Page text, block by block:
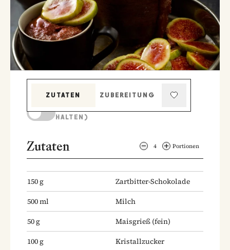
ZUTATEN
ZUBEREITUNG
HALTEN)
Zutaten 4 Portionen
150g
Zartbitter-Schokolade
500ml
Milch
50g Maisgrieß (fein)
100g
Kristallzucker